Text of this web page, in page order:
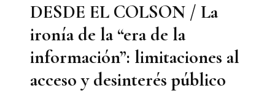
DESDE EL COLSON / La
ironía de la “era de la
información”: limitaciones al
acceso y desinterés público